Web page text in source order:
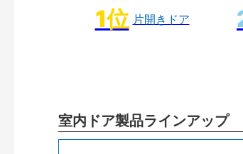
片開きドア
室内ドア製品ラインアップ